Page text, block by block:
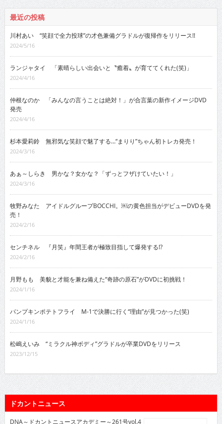
最近の投稿
川村あい “笑顔で全力投球”の才色兼備グラドルが復帰作をリリース!!
2024/5/16
ランジャタイ 「素晴らしい出会いと〝癒着〟が育ててくれた(笑)」
2024/4/16
仲根なのか 「みんなの言うことは絶対！」が合言葉の新作イメージDVD
発売
2024/4/16
杉本愛莉鈴 無邪気な笑顔で魅了する…“まりり”ちゃん初トレカ発売！
2024/3/16
あぁ～しらき 男かな？女かな？「ずっとフザけていたい！」
2024/3/16
牧野みなた アイドルグループBOCCHI。￼の黄色担当がデビューDVDを発
売！
2024/2/16
センチネル 『月笑』年間王者が極致目指して爆発する!?
2024/2/16
月野もも 美貌と才能を兼ね備えた“奇跡の原石”がDVDに初挑戦！
2024/1/16
パンプキンポテトフライ M-1で決勝に行く“理由”が見つかった(笑)
2024/1/16
松嶋えいみ “ミラクル神ボディ”グラドルが卒業DVDをリリース
2023/12/15
ドカントニュース
DNA～ドカントニュースアカデミー～261号vol.4